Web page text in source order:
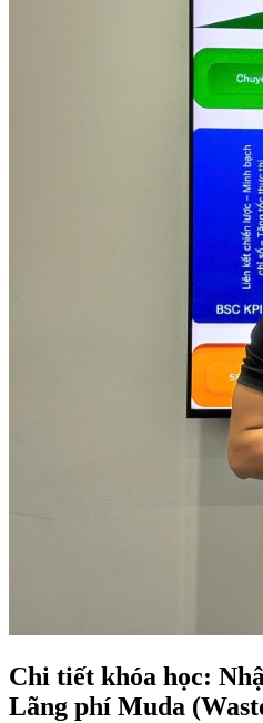
Chi tiết khóa học:
Lãng phí Muda